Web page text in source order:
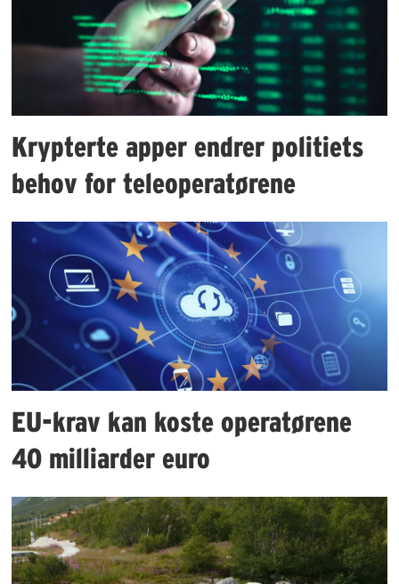
Krypterte apper endrer politiets
behov for teleoperatørene
EU-krav kan koste operatørene
40 milliarder euro